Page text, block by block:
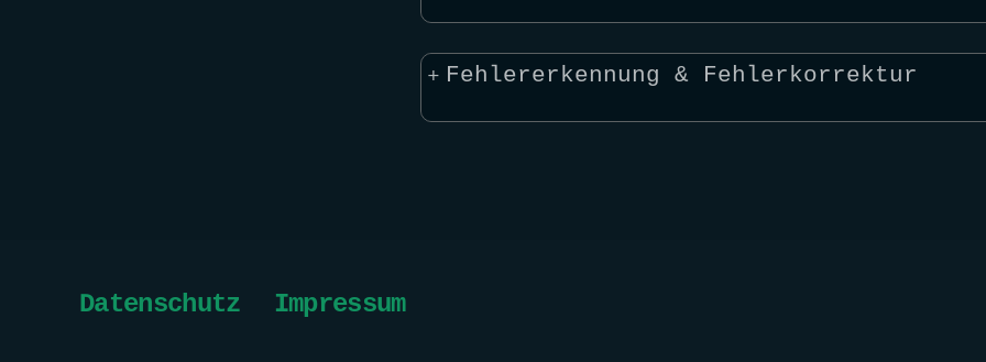
+ Fehlererkennung & Fehlerkorrektur
Datenschutz Impressum